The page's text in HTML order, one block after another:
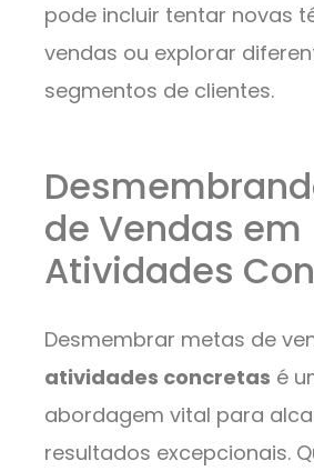
pode incluir tentar novas
vendas ou explorar
segmentos de clientes.
de Vendas em
Atividades
Desmembrar metas de
atividades concretas é
abordagem vital para
resultados excepcionais.